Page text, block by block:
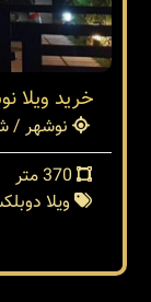
خرید ویلا
نوشهر /
ویلا